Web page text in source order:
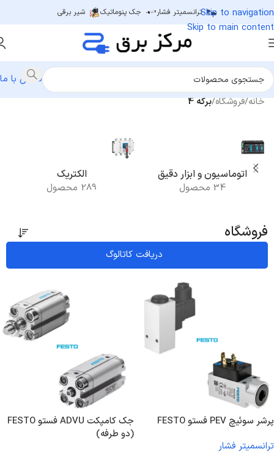
Skip to navigation
Skip to main content
ترانسمیتر فشار جک پنوماتیک شیر برقی
تماس با ما
خانه/فروشگاه/برگه 4
اتوماسیون و ابزار دقیق
34 محصول
الکتریک
289 محصول
فروشگاه
دریافت کاتالوگ
پرشر سوئیچ PEV فستو FESTO
ترانسمیتر فشار
جک کامپکت ADVU فستو FESTO
(دو طرفه)